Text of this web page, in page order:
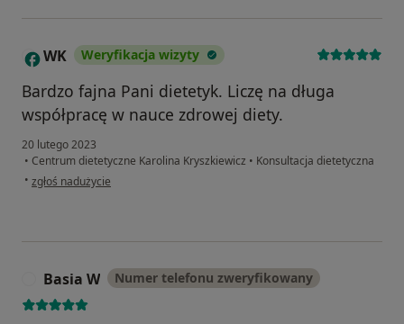
W WK Weryfikacja wizyty
Bardzo fajna Pani dietetyk. Liczę na długa
współpracę w nauce zdrowej diety.
20 lutego 2023
• Centrum dietetyczne Karolina Kryszkiewicz • Konsultacja dietetyczna
• w opinii użytkownika WK
zgłoś nadużycie
Basia W Numer telefonu zweryfikowany